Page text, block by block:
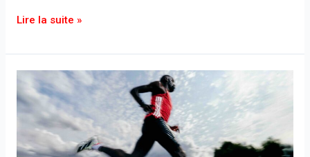
Lire la suite »
Adidas
Adizero
Adios
Pro
4: